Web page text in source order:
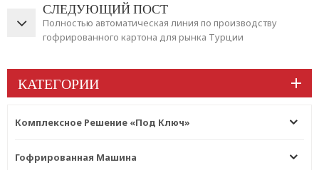
СЛЕДУЮЩИЙ ПОСТ
Полностью автоматическая линия по производству
гофрированного картона для рынка Турции
КАТЕГОРИИ
Комплексное Решение «под Ключ»
Гофрированная Машина